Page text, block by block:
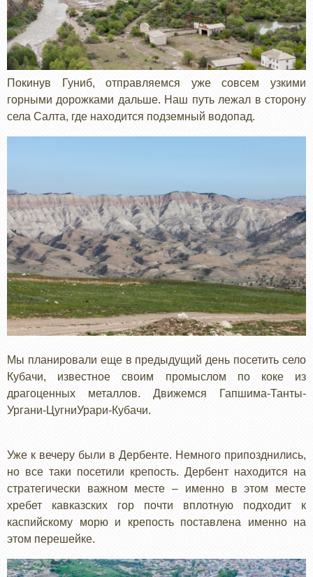
Покинув Гуниб, отправляемся уже совсем узкими
горными дорожками дальше. Наш путь лежал в сторону
села Салта, где находится подземный водопад.
Мы планировали еще в предыдущий день посетить село
Кубачи, известное своим промыслом по коке из
драгоценных металлов. Движемся Гапшима-Танты-
Ургани-ЦугниУрари-Кубачи.
Уже к вечеру были в Дербенте. Немного припозднились,
но все таки посетили крепость. Дербент находится на
стратегически важном месте – именно в этом месте
хребет кавказских гор почти вплотную подходит к
каспийскому морю и крепость поставлена именно на
этом перешейке.